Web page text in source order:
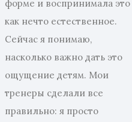
форме и воспринимала это
как нечто естественное.
Сейчас я понимаю,
насколько важно дать это
ощущение детям. Мои
тренеры сделали все
правильно: я просто